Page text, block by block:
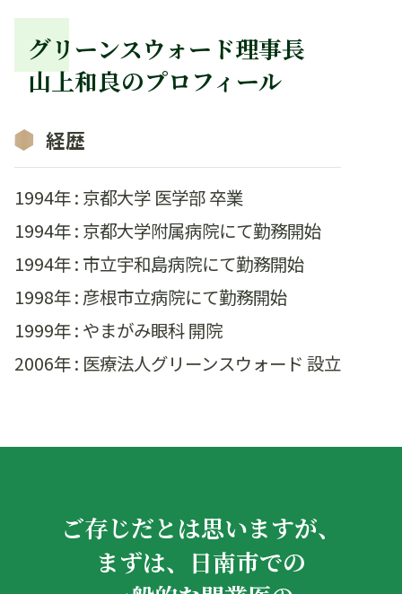
グリーンスウォード理事長
山上和良のプロフィール
経歴
1994年 : 京都大学 医学部 卒業
1994年 : 京都大学附属病院にて勤務開始
1994年 : 市立宇和島病院にて勤務開始
1998年 : 彦根市立病院にて勤務開始
1999年 : やまがみ眼科 開院
2006年 : 医療法人グリーンスウォード 設立
ご存じだとは思いますが、
まずは、日南市での